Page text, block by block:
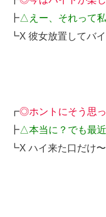
┣△えー、それって
┗X 彼女放置してバ
┏◎ホントにそう思
┣△本当に？でも最
┗X ハイ来た口だけ〜